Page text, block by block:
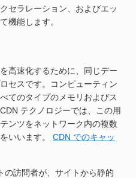
セラレーション、およびエッ
機能します。
高速化するために、同じデー
セスです。コンピューティン
てのタイプのメモリおよびス
テクノロジーでは、この用
ンツをネットワーク内の複数
いいます。 CDN でのキャッ
の訪問者が、サイトから静的